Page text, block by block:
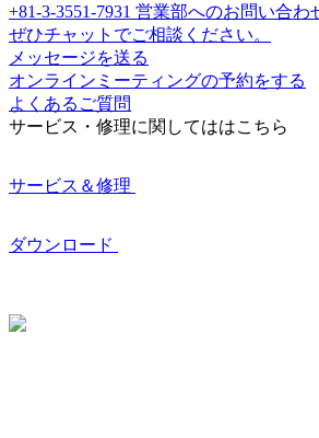
+81-3-3551-7931 営業部へのお問い合わ
ぜひチャットでご相談ください。
メッセージを送る
オンラインミーティングの予約をする
よくあるご質問
サービス・修理に関してははこちら
サービス＆修理
ダウンロード